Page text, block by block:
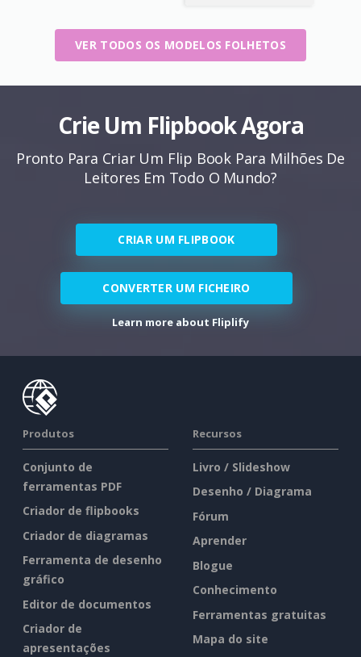
VER TODOS OS MODELOS FOLHETOS
Crie Um Flipbook Agora
Pronto Para Criar Um Flip Book Para Milhões De
Leitores Em Todo O Mundo?
CRIAR UM FLIPBOOK
CONVERTER UM FICHEIRO
Learn more about Fliplify
Produtos
Conjunto de
ferramentas PDF
Criador de flipbooks
Criador de diagramas
Ferramenta de desenho
gráfico
Editor de documentos
Criador de
apresentações
Recursos
Livro / Slideshow
Desenho / Diagrama
Fórum
Aprender
Blogue
Conhecimento
Ferramentas gratuitas
Mapa do site